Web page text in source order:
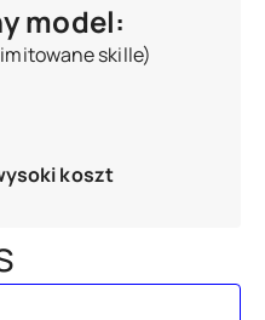
model:
skille)
koszt